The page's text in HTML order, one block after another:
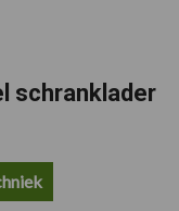
schranklader